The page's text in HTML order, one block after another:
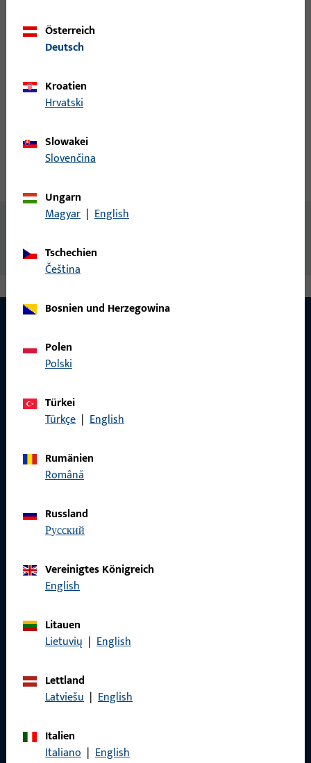
Produktbeschreibung
Inhalt
Magnethalter
KONTAKT
Haben Sie Fragen oder wünschen Sie persönliche Beratung?
zuverlässig.
Österreich
Deutsch
Kroatien
Hrvatski
Slowakei
Slovenčina
Ungarn
Magyar | English
Tschechien
čeština
Bosnien und Herzegowina
Polen
Polski
Türkei
Türkçe | English
Rumänien
Română
Russland
русский
Vereinigtes Königreich
English
Litauen
Lietuvių | English
Lettland
Latviešu | English
Italien
Italiano | English
Impressum